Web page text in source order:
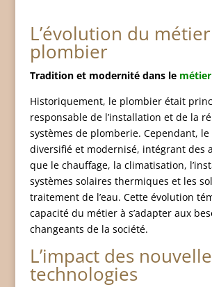
L’évolution du
plombier
Tradition et modernité dans le
Historiquement, le plombier était
responsable de l’installation et de la
systèmes de plomberie. Cependant, le
diversifié et modernisé, intégrant des
que le chauffage, la climatisation,
systèmes solaires thermiques et les
traitement de l’eau. Cette évolution
capacité du métier à s’adapter aux
changeants de la société.
L’impact des
technologies